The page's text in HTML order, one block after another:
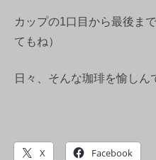
カップの1口目から最後ま
てもね）
日々、そんな珈琲を愉しん
X Facebook